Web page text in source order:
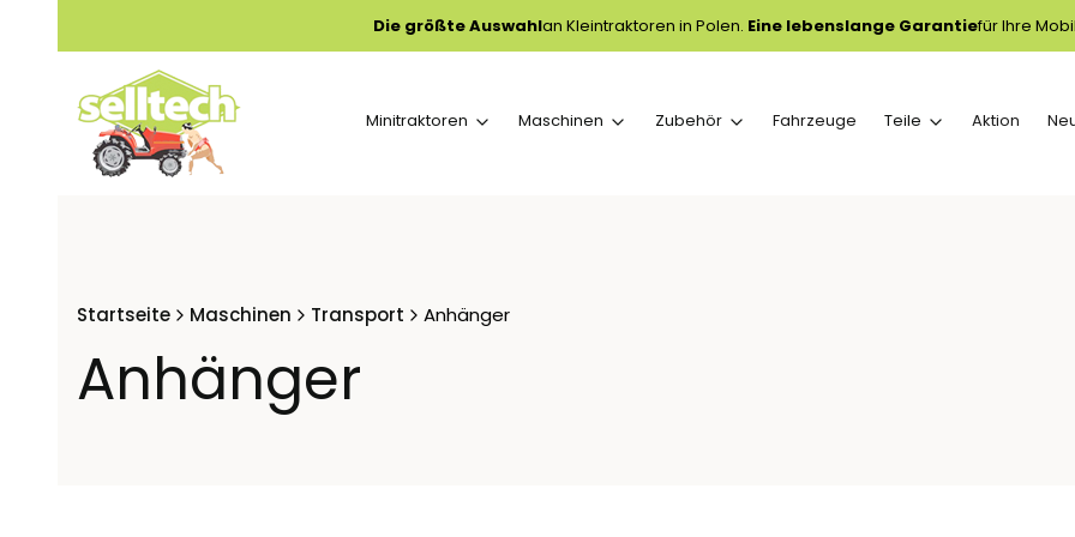
Die größte Auswahlan Kleintraktoren in Polen. Eine lebenslange Garantiefür Ihre
Minitraktoren Maschinen Zubehör Fahrzeuge Teile Aktion
Startseite Maschinen Transport Anhänger
Anhänger